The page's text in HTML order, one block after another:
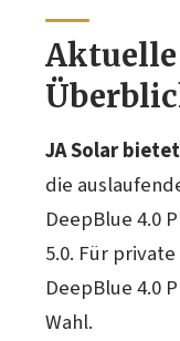
JA Solar
die
DeepBlue 4.0
5.0. Für private
DeepBlue 4.0
Wahl.